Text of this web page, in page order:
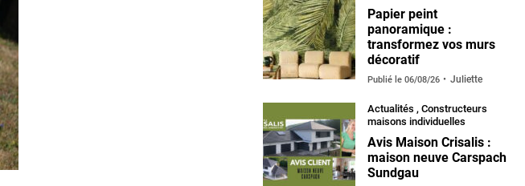
Papier peint
panoramique :
transformez vos murs
décoratif
Publié le 06/08/26 Juliette
Actualités , Constructeurs
maisons individuelles
Avis Maison Crisalis :
maison neuve Carspach
Sundgau